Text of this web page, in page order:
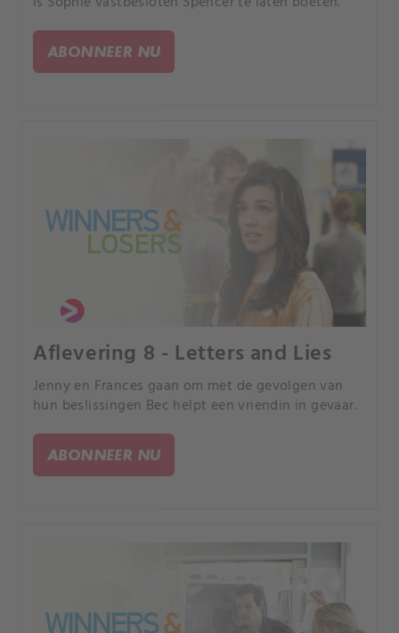
ABONNEER NU
Aflevering 8 - Letters and Lies
Jenny en Frances gaan om met de gevolgen van
hun beslissingen Bec helpt een vriendin in gevaar.
ABONNEER NU